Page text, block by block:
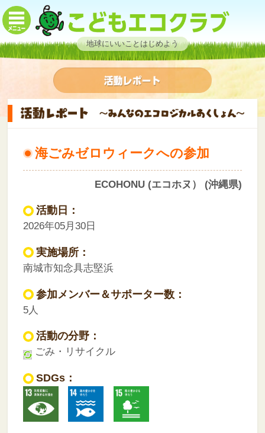
地球にいいことはじめよう
海ごみゼロウィークへの参加
ECOHONU (エコホヌ） (沖縄県)
活動日：
2026年05月30日
実施場所：
南城市知念具志堅浜
参加メンバー＆サポーター数：
5人
活動の分野：
ごみ・リサイクル
SDGs：